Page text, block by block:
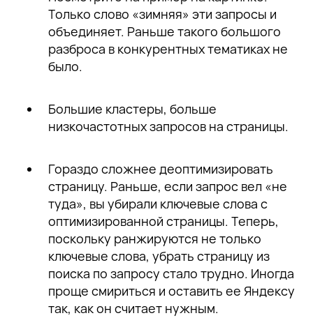
Только слово «зимняя» эти запросы и
объединяет. Раньше такого большого
разброса в конкурентных тематиках не
было.
Большие кластеры, больше
низкочастотных запросов на страницы.
Гораздо сложнее деоптимизировать
страницу. Раньше, если запрос вел «не
туда», вы убирали ключевые слова с
оптимизированной страницы. Теперь,
поскольку ранжируются не только
ключевые слова, убрать страницу из
поиска по запросу стало трудно. Иногда
проще смириться и оставить ее Яндексу
так, как он считает нужным.